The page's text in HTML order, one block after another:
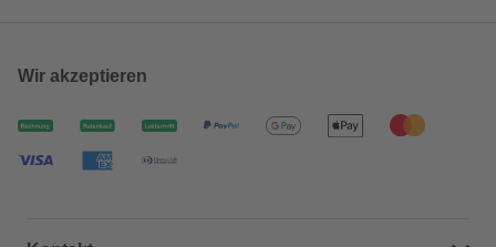
Wir akzeptieren